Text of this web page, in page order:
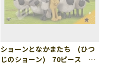
ショーンとなかまたち (ひつ
じのショーン) 70ピース